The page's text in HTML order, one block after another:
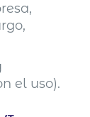
el uso).